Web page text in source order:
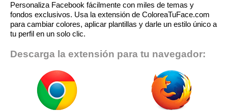
Personaliza Facebook fácilmente con miles de temas y
fondos exclusivos. Usa la extensión de ColoreaTuFace.com
para cambiar colores, aplicar plantillas y darle un estilo único a
tu perfil en un solo clic.
Descarga la extensión para tu navegador: